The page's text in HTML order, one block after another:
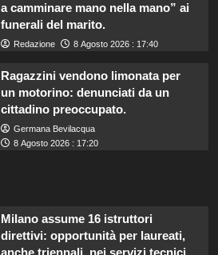
a camminare mano nella mano” ai
funerali del marito.
Redazione 8 Agosto 2026 : 17:40
Ragazzini vendono limonata per
un motorino: denunciati da un
cittadino preoccupato.
Germana Bevilacqua
8 Agosto 2026 : 17:20
Milano assume 16 istruttori
direttivi: opportunità per laureati,
anche triennali, nei servizi tecnici.